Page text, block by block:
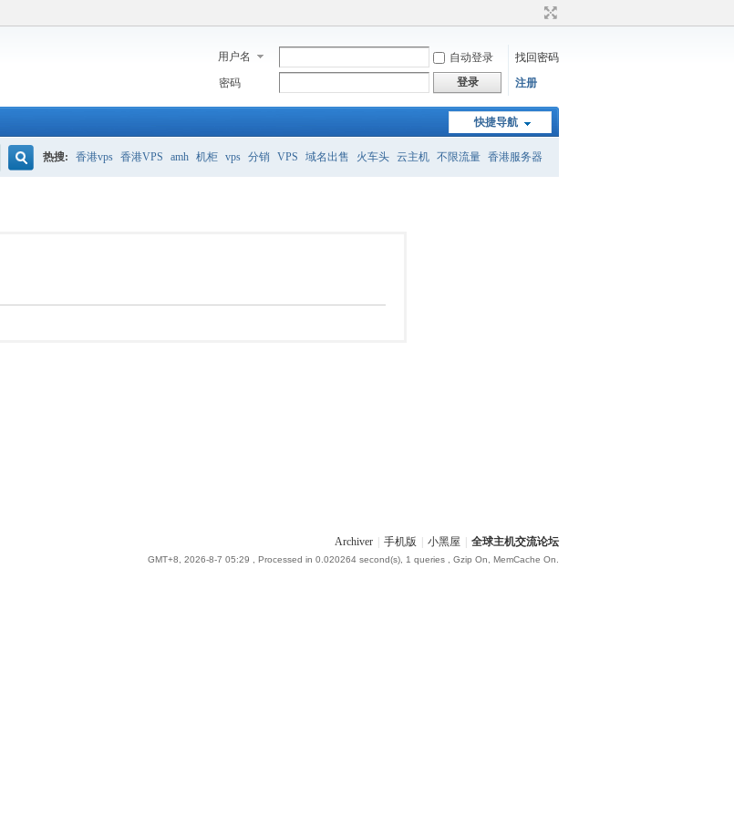
用户名 自动登录
找回密码
密码
登录 注册
快捷导航
热搜: 香港vps 香港VPS amh 机柜 vps 分销 VPS 域名出售 火车头 云主机 不限流量 香港服务器
Archiver 手机版 小黑屋 全球主机交流论坛
GMT+8, 2026-8-7 05:29 , Processed in 0.020264 second(s), 1 queries , Gzip On, MemCache On.